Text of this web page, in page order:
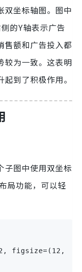
双坐标轴图。图中
的Y轴表示广告
售额和广告投入都
较为一致。这表明
到了积极作用。
子图中使用双坐标
局功能，可以轻
figsize=(12,